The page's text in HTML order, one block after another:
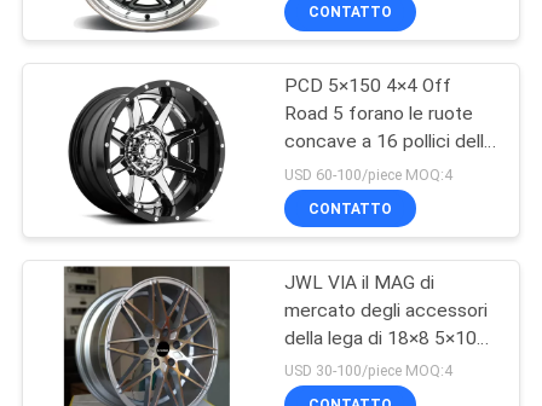
CONTROLLO
DI
QUALITÀ
CONTATTICI
RICHIEDA
UNA
CITAZIONE
Ruote della lega
formate flusso
10
CONTATTO
PCD 5×150 4×4 Off
Road 5 forano le ruote
concave a 16 pollici della
lega
USD 60-100/piece MOQ:4
CONTATTO
JWL VIA il MAG di
mercato degli accessori
della lega di 18×8 5×100
5×112 5×120 spinge
USD 30-100/piece MOQ:4